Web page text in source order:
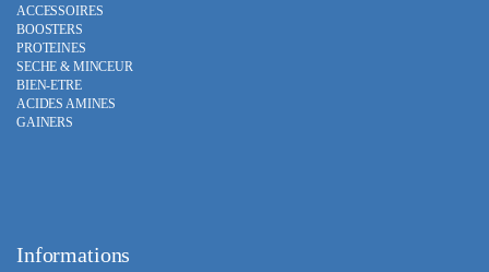
ACCESSOIRES
BOOSTERS
PROTEINES
SECHE & MINCEUR
BIEN-ETRE
ACIDES AMINES
GAINERS
Informations